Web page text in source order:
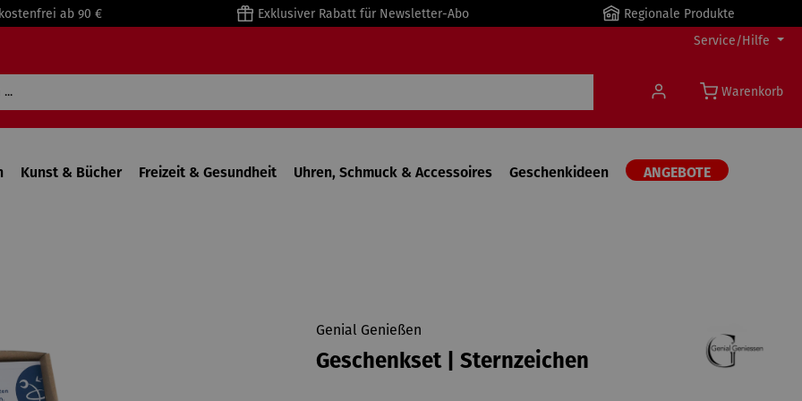
ab 90 € Exklusiver Rabatt für Newsletter-Abo
Regionale Produkte
Service/Hilfe
Warenkorb
Kunst & Bücher Freizeit & Gesundheit Uhren, Schmuck & Accessoires Geschenkideen ANGEBOTE
Genial Genießen
Geschenkset | Sternzeichen